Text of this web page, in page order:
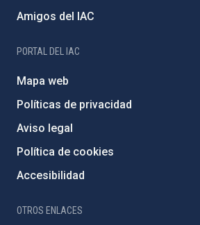
Amigos del IAC
PORTAL DEL IAC
Mapa web
Políticas de privacidad
Aviso legal
Política de cookies
Accesibilidad
OTROS ENLACES